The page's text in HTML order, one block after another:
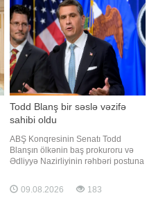
Respublika Partiyasının idarə
heyətinin üzvü, Milli Assambleyada
(parlament
Todd Blanş bir səslə vəzifə
sahibi oldu
ABŞ Konqresinin Senatı Todd
Blanşın ölkənin baş prokuroru və
Ədliyyə Nazirliyinin rəhbəri postuna
təsdiqləyib. xəbər verir ki, bu
barədə "Associated Press" (AP)
09.08.2026 183